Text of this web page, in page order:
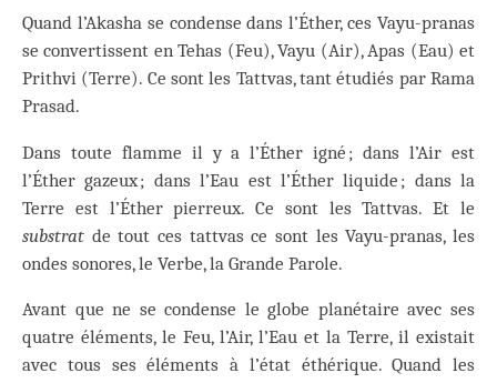
Quand l’Akasha se condense dans l’Éther, ces Vayu-pranas
se convertissent en Tehas (Feu), Vayu (Air), Apas (Eau) et
Prithvi (Terre). Ce sont les Tattvas, tant étudiés par Rama
Prasad.
Dans toute flamme il y a l’Éther igné ; dans l’Air est
l’Éther gazeux ; dans l’Eau est l’Éther liquide ; dans la
Terre est l’Éther pierreux. Ce sont les Tattvas. Et le
substrat de tout ces tattvas ce sont les Vayu-pranas, les
ondes sonores, le Verbe, la Grande Parole.
Avant que ne se condense le globe planétaire avec ses
quatre éléments, le Feu, l’Air, l’Eau et la Terre, il existait
avec tous ses éléments à l’état éthérique. Quand les